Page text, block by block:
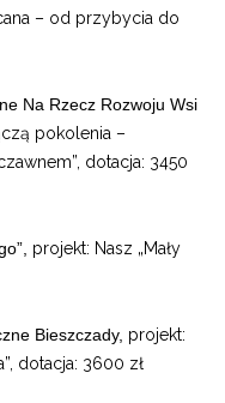
– od przybycia do
Na Rzecz Rozwoju Wsi
pokolenia –
dotacja: 3450
projekt: Nasz „Mały
Bieszczady, projekt:
dotacja: 3600 zł